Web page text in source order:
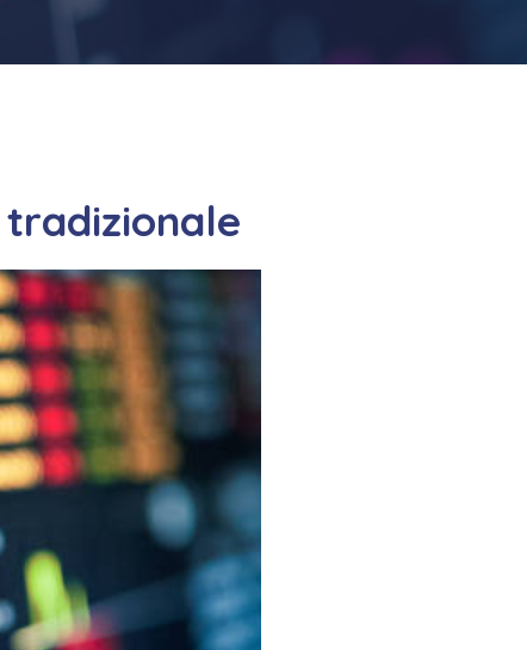
tradizionale